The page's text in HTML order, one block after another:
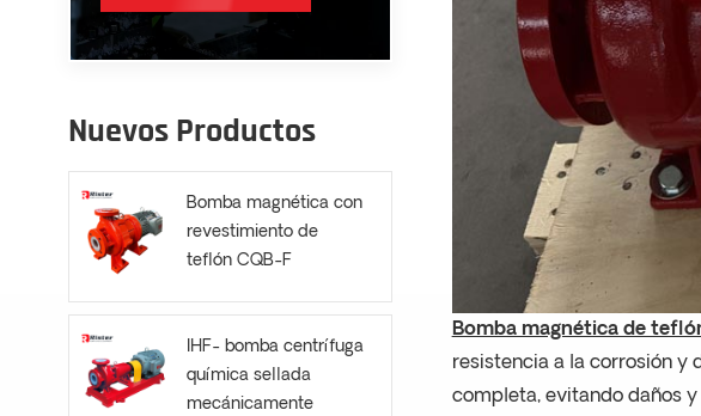
Bomba magnética de
resistencia a la corrosión y
completa, evitando daños
Nuevos Productos
Bomba magnética con
revestimiento de
teflón CQB-F
IHF- bomba centrífuga
química sellada
mecánicamente